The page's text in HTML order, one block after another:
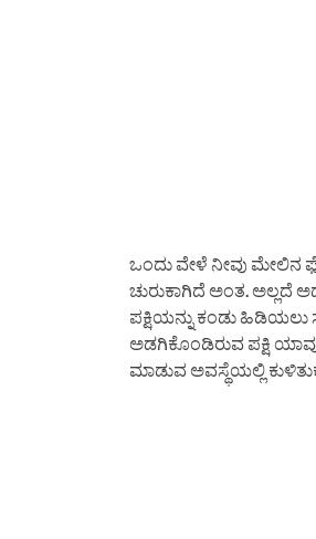
ಒಂದು ವೇಳೆ ನೀವು ಮೇಲಿನ
ಚುರುಕಾಗಿದೆ ಅಂತ.
ಪಕ್ಷಿಯನ್ನು ಕಂಡು ಹಿಡಿಯಲು
ಅಡಗಿಕೊಂಡಿರುವ ಪಕ್ಷಿ
ಮಾಡುವ ಅವಸ್ಥೆಯಲ್ಲಿ